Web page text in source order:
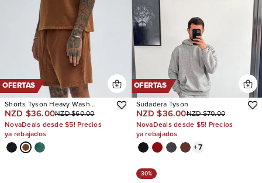
OFERTAS
Shorts Tyson Heavy Wash
Relaxed
NZD $36.00NZD $60.00
NovaDeals desde $5! Precios
ya rebajados
OFERTAS
Sudadera Tyson
NZD $36.00NZD $70.00
NovaDeals desde $5! Precios
ya rebajados
+7
30%